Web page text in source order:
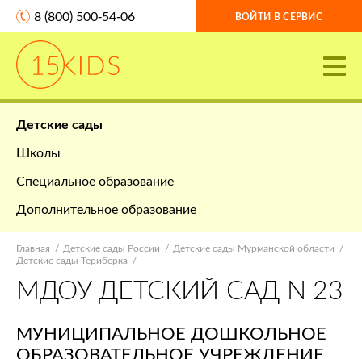
8 (800) 500-54-06 ВОЙТИ В СЕРВИС
Детские сады
Школы
Специальное образование
Дополнительное образование
Главная Детские сады России
Детские сады Мурманской области
Детские сады Териберка
МДОУ ДЕТСКИЙ САД N 23
МУНИЦИПАЛЬНОЕ ДОШКОЛЬНОЕ
ОБРАЗОВАТЕЛЬНОЕ УЧРЕЖДЕНИЕ